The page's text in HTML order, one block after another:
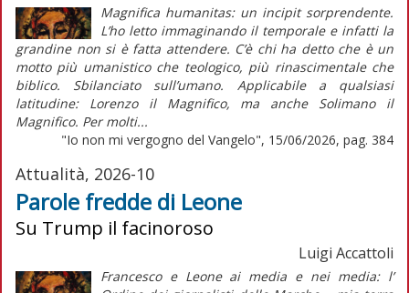
Magnifica humanitas: un incipit sorprendente.
L’ho letto immaginando il temporale e infatti la
grandine non si è fatta attendere. C’è chi ha detto che è un
motto più umanistico che teologico, più rinascimentale che
biblico. Sbilanciato sull’umano. Applicabile a qualsiasi
latitudine: Lorenzo il Magnifico, ma anche Solimano il
Magnifico. Per molti...
"Io non mi vergogno del Vangelo", 15/06/2026, pag. 384
Attualità, 2026-10
Parole fredde di Leone
Su Trump il facinoroso
Luigi Accattoli
Francesco e Leone ai media e nei media: l’